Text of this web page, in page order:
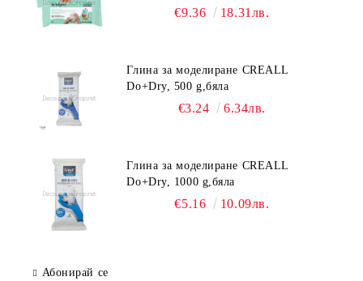
€9.36 18.31лв.
Глина за моделиране CREALL
Do+Dry, 500 g,бяла
€3.24 6.34лв.
Глина за моделиране CREALL
Do+Dry, 1000 g,бяла
€5.16 10.09лв.
Абонирай се